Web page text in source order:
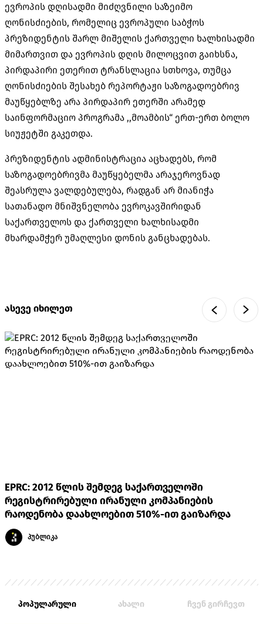
ევროპის დღისადმი მიძღვნილი საზეიმო
ღონისძიების, რომელიც ევროპული საბჭოს
პრეზიდენტის შარლ მიშელის ქართველი ხალხისადმი
მიმართვით და ევროპის დღის მილოცვით გაიხსნა,
პირდაპირი ეთერით ტრანსლაცია სთხოვა, თუმცა
ღონისძიების შესახებ რეპორტაჟი საზოგადოებრივ
მაუწყებლზე არა პირდაპირ ეთერში არამედ
საინფორმაციო პროგრამა ,,მოამბის“ ერთ-ერთ ბოლო
სიუჟეტში გაკეთდა.
პრეზიდენტის ადმინისტრაცია აცხადებს, რომ
საზოგადოებრივმა მაუწყებელმა არაჯეროვნად
შეასრულა ვალდებულება, რადგან არ მიანიჭა
სათანადო მნიშვნელობა ევროკავშირიდან
საქართველოს და ქართველი ხალხისადმი
მხარდამჭერ უმაღლესი დონის განცხადებას.
ასევე იხილეთ
EPRC: 2012 წლის შემდეგ საქართველოში
რეგისტრირებული ირანული კომპანიების
რაოდენობა დაახლოებით 510%-ით გაიზარდა
პუბლიკა
პოპულარული ახალი ჩვენ გირჩევთ